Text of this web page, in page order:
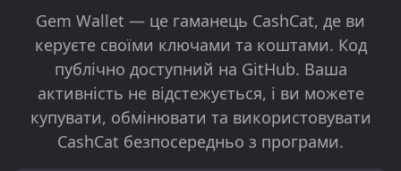
Gem Wallet — це гаманець CashCat, де ви
керуєте своїми ключами та коштами. Код
публічно доступний на GitHub. Ваша
активність не відстежується, і ви можете
купувати, обмінювати та використовувати
CashCat безпосередньо з програми.